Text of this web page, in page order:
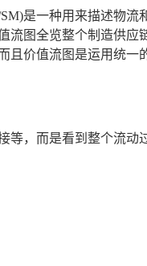
是一种用来描述物流
流图全览整个制造供应
且价值流图是运用统一
等，而是看到整个流动